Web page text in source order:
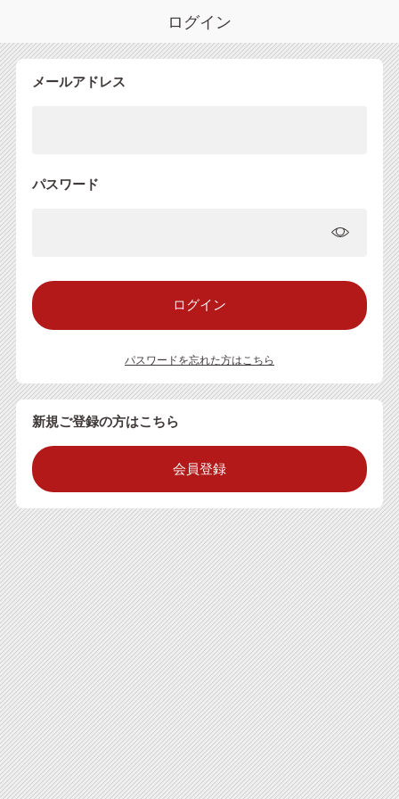
ログイン
メールアドレス
パスワード
パスワードを忘れた方はこちら
新規ご登録の方はこちら
会員登録